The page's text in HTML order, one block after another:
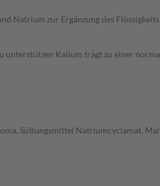
Natrium zur Ergänzung des
Kalium trägt zu einer
Süßungsmittel Natriumcyclamat,